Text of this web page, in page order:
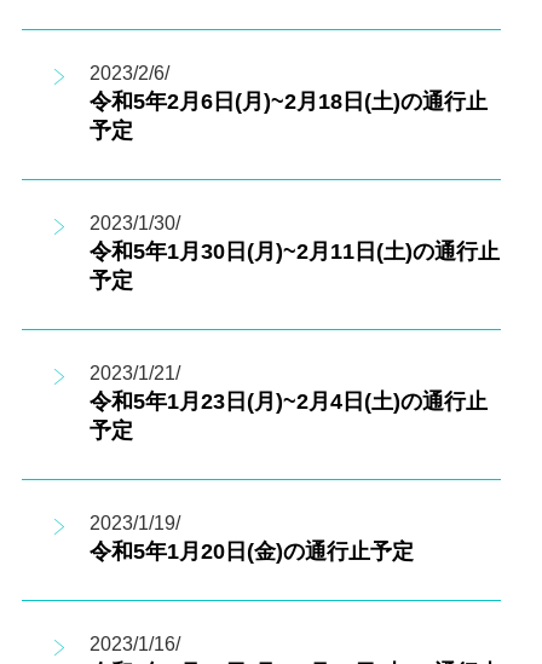
2023/2/6/
令和5年2月6日(月)~2月18日(土)の通行止
予定
2023/1/30/
令和5年1月30日(月)~2月11日(土)の通行止
予定
2023/1/21/
令和5年1月23日(月)~2月4日(土)の通行止
予定
2023/1/19/
令和5年1月20日(金)の通行止予定
2023/1/16/